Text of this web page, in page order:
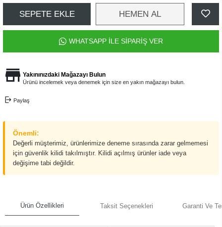
SEPETE EKLE HEMEN AL
WHATSAPP İLE SİPARİŞ VER
Yakınınızdaki Mağazayı Bulun
Ürünü incelemek veya denemek için size en yakın mağazayı bulun.
Paylaş
Önemli:
Değerli müşterimiz, ürünlerimize deneme sırasında zarar gelmemesi
için güvenlik kilidi takılmıştır. Kilidi açılmış ürünler iade veya
değişime tabi değildir.
Ürün Özellikleri Taksit Seçenekleri Garanti Ve